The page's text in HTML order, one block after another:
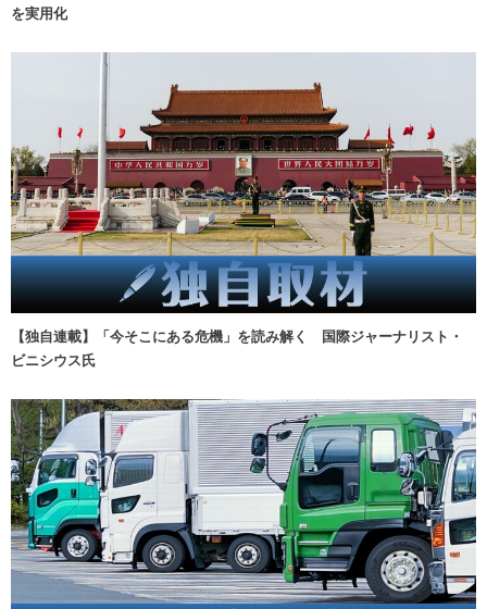
を実用化
【独自連載】「今そこにある危機」を読み解く 国際ジャーナリスト・
ビニシウス氏